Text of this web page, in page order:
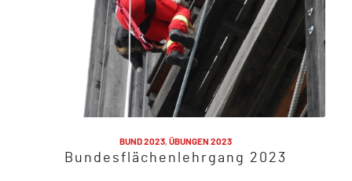
BUND 2023,ÜBUNGEN 2023
Bundesflächenlehrgang 2023